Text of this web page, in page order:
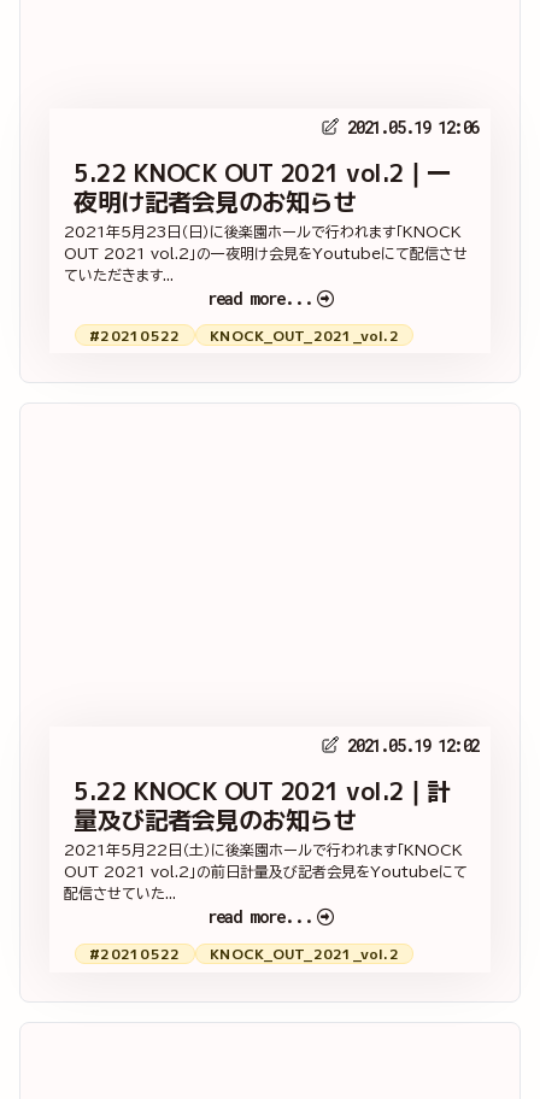
2021.05.19 12:06
5.22 KNOCK OUT 2021 vol.2｜一
夜明け記者会見のお知らせ
2021年5月23日（日）に後楽園ホールで行われます「KNOCK
OUT 2021 vol.2」の一夜明け会見をYoutubeにて配信させ
ていただきます...
read more...
#20210522 KNOCK_OUT_2021_vol.2
2021.05.19 12:02
5.22 KNOCK OUT 2021 vol.2｜計
量及び記者会見のお知らせ
2021年5月22日（土）に後楽園ホールで行われます「KNOCK
OUT 2021 vol.2」の前日計量及び記者会見をYoutubeにて
配信させていた...
read more...
#20210522 KNOCK_OUT_2021_vol.2